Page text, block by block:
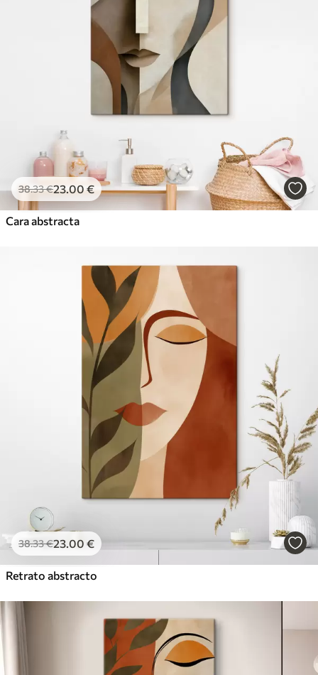
38.33€23.00 €
Cara abstracta
38.33€23.00 €
Retrato abstracto